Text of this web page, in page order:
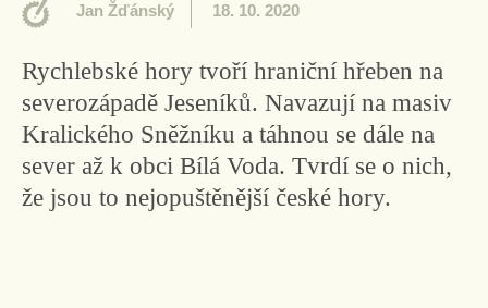
Jan Žďánský 18. 10. 2020
Rychlebské hory tvoří hraniční hřeben na
severozápadě Jeseníků. Navazují na masiv
Kralického Sněžníku a táhnou se dále na
sever až k obci Bílá Voda. Tvrdí se o nich,
že jsou to nejopuštěnější české hory.